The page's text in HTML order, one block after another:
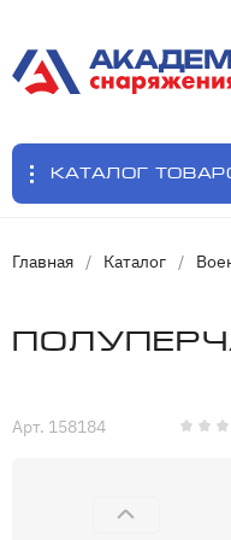
Каталог
Главная / Каталог /
Арт. 158184